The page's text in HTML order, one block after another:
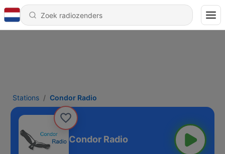
Stations Condor Radio
Condor Radio